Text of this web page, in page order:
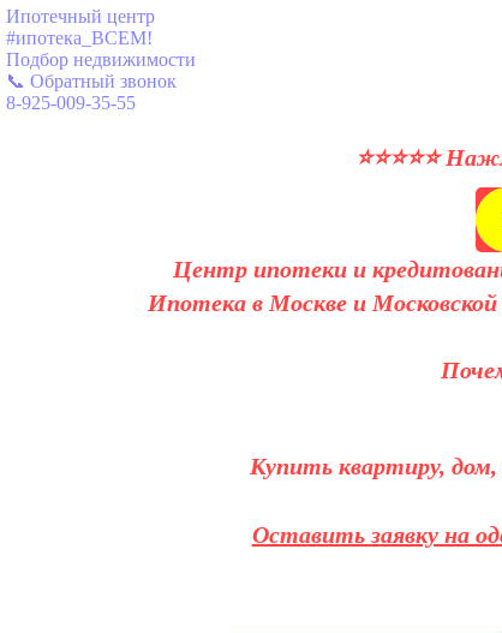
Ипотечный центр
#ипотека_ВСЕМ!
Подбор недвижимости
📞 Обратный звонок
8-925-009-35-55
⭐⭐⭐⭐⭐
Центр ипотеки и
Ипотека в Москве и
Купить квартиру,
Оставить заявку на